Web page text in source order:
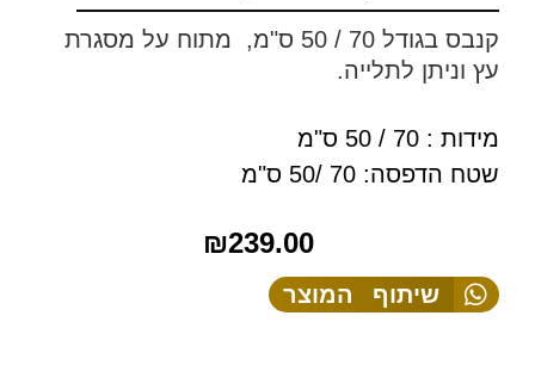
קנבס בגודל 70 / 50 ס"מ, מתוח על מסגרת
עץ וניתן לתלייה.
מידות : 70 / 50 ס"מ
שטח הדפסה: 70 /50 ס"מ
₪239.00
שיתוף המוצר